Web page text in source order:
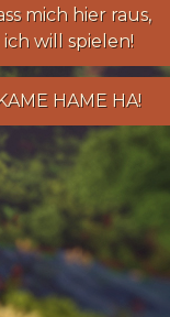
mich hier raus,
ich will spielen!
HAME HA!